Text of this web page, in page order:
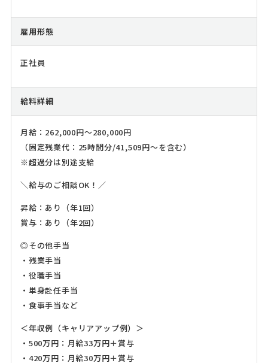
雇用形態
正社員
給料詳細
月給：262,000円～280,000円
（固定残業代：25時間分/41,509円～を含む）
※超過分は別途支給
＼給与のご相談OK！／
昇給：あり（年1回）
賞与：あり（年2回）
◎その他手当
・残業手当
・役職手当
・単身赴任手当
・食事手当など
＜年収例（キャリアアップ例）＞
・500万円：月給33万円＋賞与
・420万円：月給30万円＋賞与